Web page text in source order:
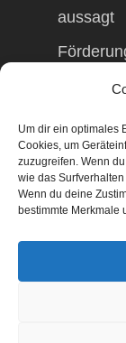
Um dir ein optimales
Cookies, um
zuzugreifen. Wenn
wie das
Wenn du deine
bestimmte Merkmale
aussagt
© 2026
Beratung,